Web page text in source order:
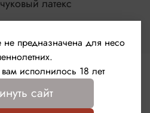
с накопителем
смазка премиум-
мм
– 190х53 мм
латекс
предназначена для несо
вам исполнилось 18 лет
сайт